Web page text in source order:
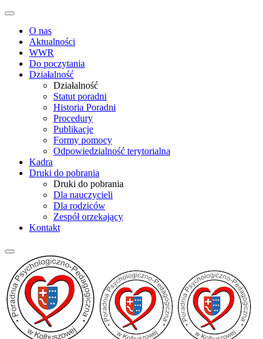
O nas
Aktualności
WWR
Do poczytania
Działalność
Działalność
Statut poradni
Historia Poradni
Procedury
Publikacje
Formy pomocy
Odpowiedzialność terytorialna
Kadra
Druki do pobrania
Druki do pobrania
Dla nauczycieli
Dla rodziców
Zespół orzekający
Kontakt